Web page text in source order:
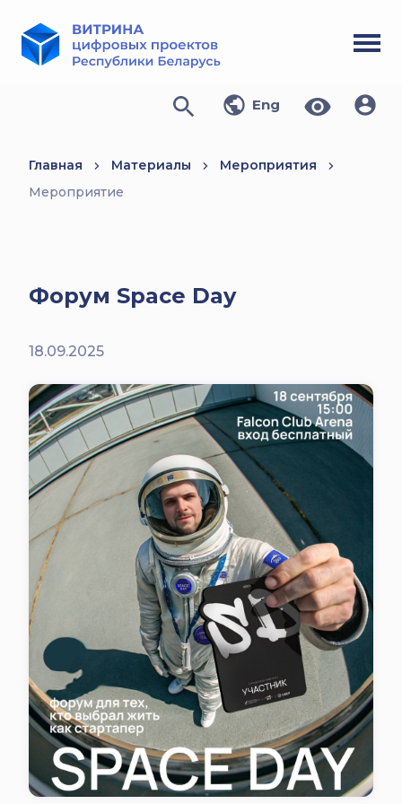
Eng
Главная Материалы
Мероприятия
Мероприятие
Форум Space Day
18.09.2025